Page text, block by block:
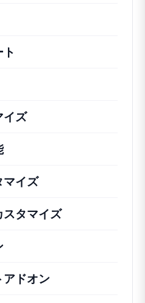
イズ
マイズ
タマイズ
ドオン